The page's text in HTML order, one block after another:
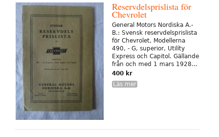
Reservdelsprislista för
Chevrolet
General Motors Nordiska A.-
B.: Svensk reservdelsprislista
för Chevrolet, Modellerna
490, - G, superior, Utilíty
Express och Capitol. Gällande
från och med 1 mars 1928...
400 kr
Läs mer